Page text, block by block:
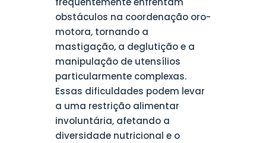
obstáculos na coordenação oro-
motora, tornando a
mastigação, a deglutição e a
manipulação de utensílios
particularmente complexas.
Essas dificuldades podem levar
a uma restrição alimentar
involuntária, afetando a
diversidade nutricional e o